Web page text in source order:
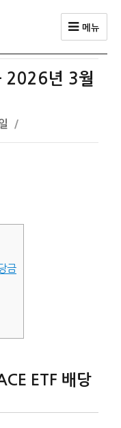
메뉴
2026년 3월
금
ETF 배당